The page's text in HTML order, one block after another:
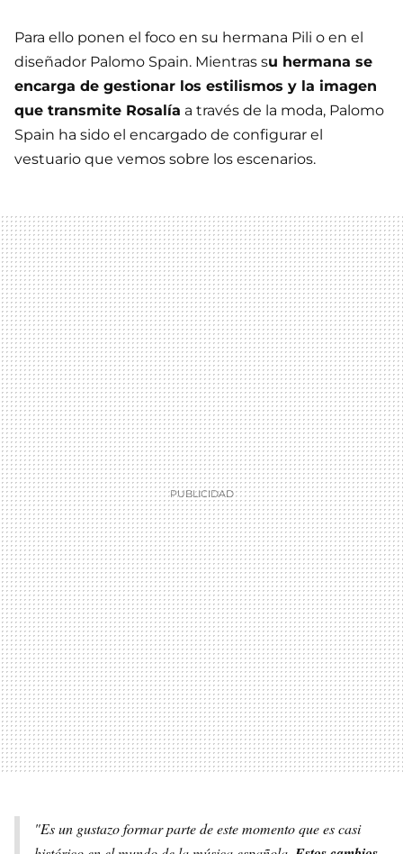
Para ello ponen el foco en su hermana Pili o en el
diseñador Palomo Spain. Mientras su hermana se
encarga de gestionar los estilismos y la imagen
que transmite Rosalía a través de la moda, Palomo
Spain ha sido el encargado de configurar el
vestuario que vemos sobre los escenarios.
"Es un gustazo formar parte de este momento que es casi